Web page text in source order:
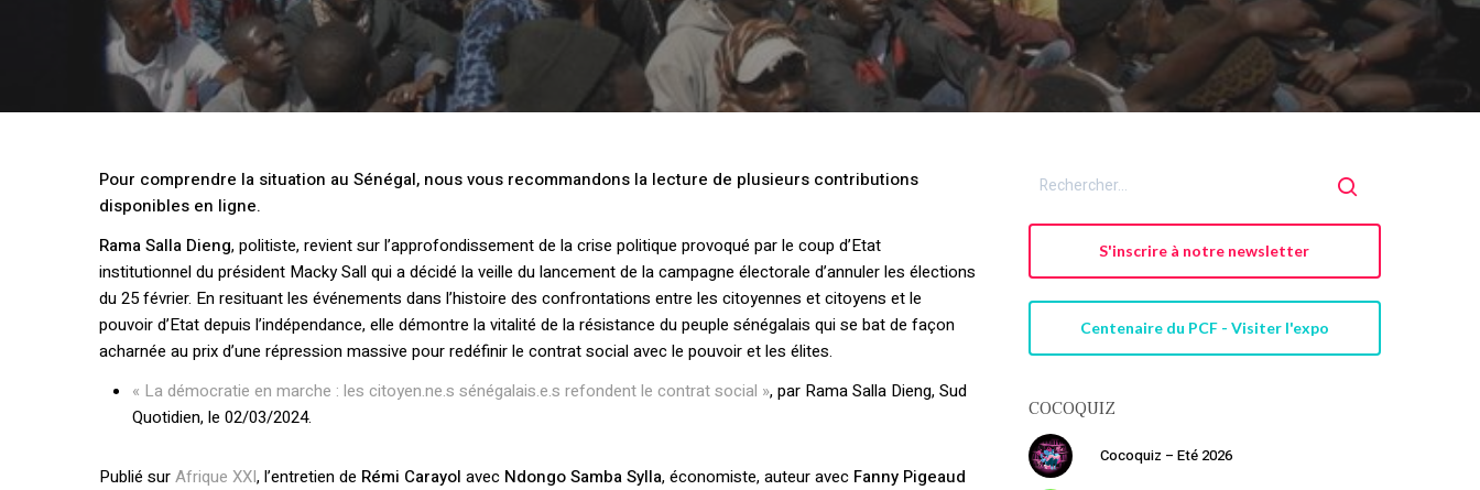
Pour comprendre la situation au Sénégal, nous vous recommandons la lecture de plusieurs contributions
disponibles en ligne.
Rama Salla Dieng, politiste, revient sur l’approfondissement de la crise politique provoqué par le coup d’Etat
institutionnel du président Macky Sall qui a décidé la veille du lancement de la campagne électorale d’annuler les élections
du 25 février. En resituant les événements dans l’histoire des confrontations entre les citoyennes et citoyens et le
pouvoir d’Etat depuis l’indépendance, elle démontre la vitalité de la résistance du peuple sénégalais qui se bat de façon
acharnée au prix d’une répression massive pour redéfinir le contrat social avec le pouvoir et les élites.
« La démocratie en marche : les citoyen.ne.s sénégalais.e.s refondent le contrat social », par Rama Salla Dieng, Sud
Quotidien, le 02/03/2024.
Publié surAfrique XXI, l’entretien de Rémi Carayol avec Ndongo Samba Sylla, économiste, auteur avec Fanny Pigeaud
S'inscrire à notre newsletter
Centenaire du PCF - Visiter l'expo
COCOQUIZ
Cocoquiz – Eté 2026